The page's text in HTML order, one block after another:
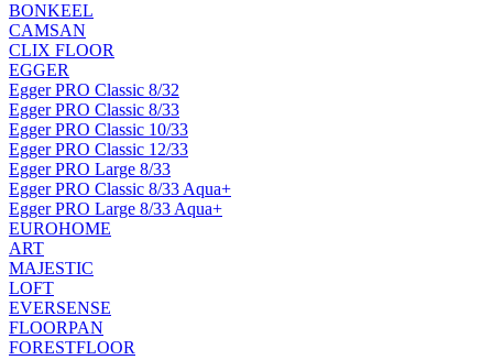
BONKEEL
CAMSAN
CLIX FLOOR
EGGER
Egger PRO Classic 8/32
Egger PRO Classic 8/33
Egger PRO Classic 10/33
Egger PRO Classic 12/33
Egger PRO Large 8/33
Egger PRO Classic 8/33 Aqua+
Egger PRO Large 8/33 Aqua+
EUROHOME
ART
MAJESTIC
LOFT
EVERSENSE
FLOORPAN
FORESTFLOOR